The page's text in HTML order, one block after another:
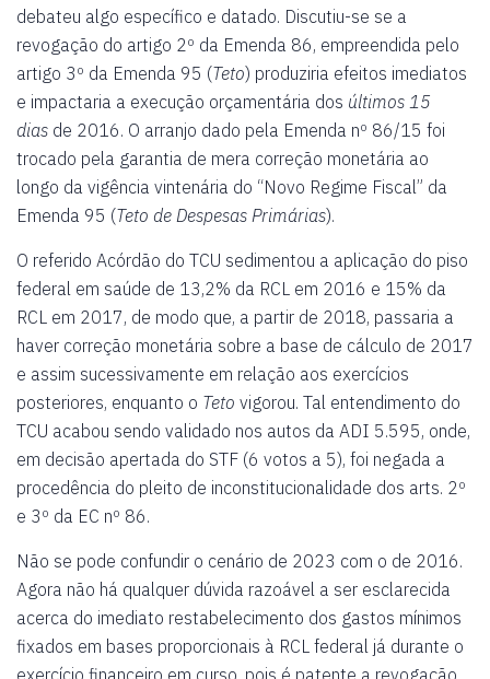
debateu algo específico e datado. Discutiu-se se a
revogação do artigo 2º da Emenda 86, empreendida pelo
artigo 3º da Emenda 95 (Teto) produziria efeitos imediatos
e impactaria a execução orçamentária dos últimos 15
dias de 2016. O arranjo dado pela Emenda nº 86/15 foi
trocado pela garantia de mera correção monetária ao
longo da vigência vintenária do “Novo Regime Fiscal” da
Emenda 95 (Teto de Despesas Primárias).
O referido Acórdão do TCU sedimentou a aplicação do piso
federal em saúde de 13,2% da RCL em 2016 e 15% da
RCL em 2017, de modo que, a partir de 2018, passaria a
haver correção monetária sobre a base de cálculo de 2017
e assim sucessivamente em relação aos exercícios
posteriores, enquanto o Teto vigorou. Tal entendimento do
TCU acabou sendo validado nos autos da ADI 5.595, onde,
em decisão apertada do STF (6 votos a 5), foi negada a
procedência do pleito de inconstitucionalidade dos arts. 2º
e 3º da EC nº 86.
Não se pode confundir o cenário de 2023 com o de 2016.
Agora não há qualquer dúvida razoável a ser esclarecida
acerca do imediato restabelecimento dos gastos mínimos
fixados em bases proporcionais à RCL federal já durante o
exercício financeiro em curso, pois é patente a revogação